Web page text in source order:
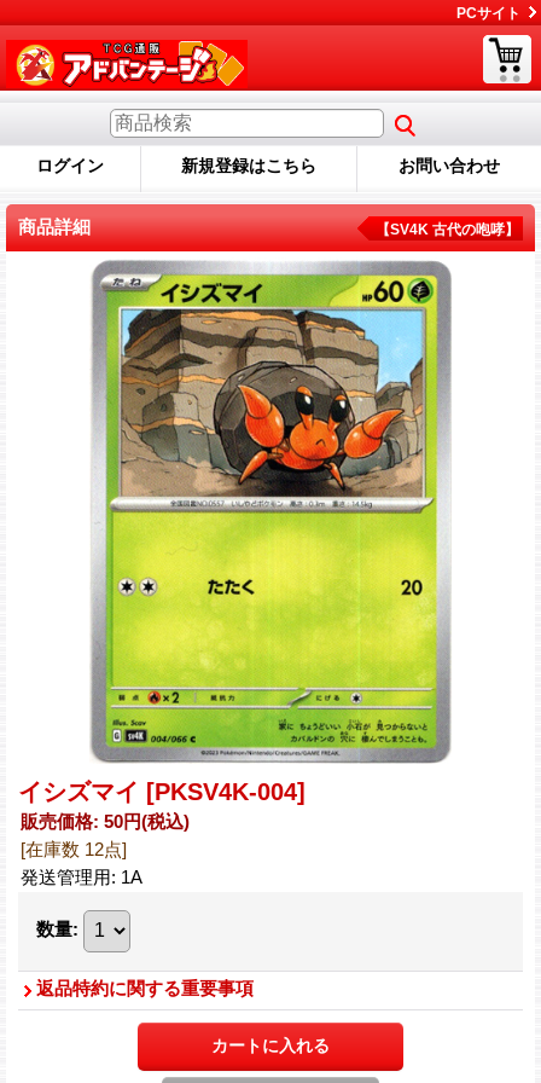
PCサイト
ログイン 新規登録はこちら お問い合わせ
商品詳細 【SV4K 古代の咆哮】
イシズマイ [PKSV4K-004]
販売価格: 50円(税込)
[在庫数 12点]
発送管理用: 1A
数量:
返品特約に関する重要事項